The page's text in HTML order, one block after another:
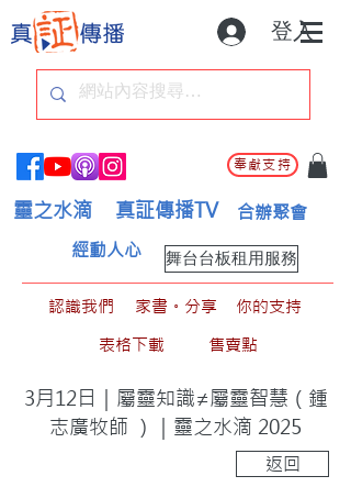
登入
奉獻支持
靈之水滴 真証傳播TV 合辦聚會
舞台台板租用服務
經動人心
認識我們 家書。分享
你的支持
表格下載
售賣點
3月12日｜屬靈知識≠屬靈智慧（鍾
志廣牧師 ）｜靈之水滴 2025
返回